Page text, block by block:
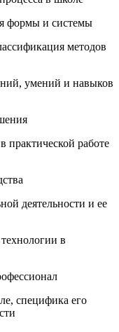
формы и системы
методов
умений и навыков
практической работе
деятельности и ее
в
специфика его